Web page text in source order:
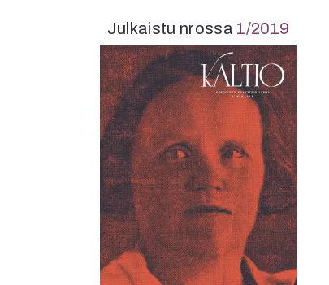
Julkaistu nrossa 1/2019